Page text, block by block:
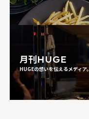
月刊HUGE
HUGEの想いを伝えるメディア。